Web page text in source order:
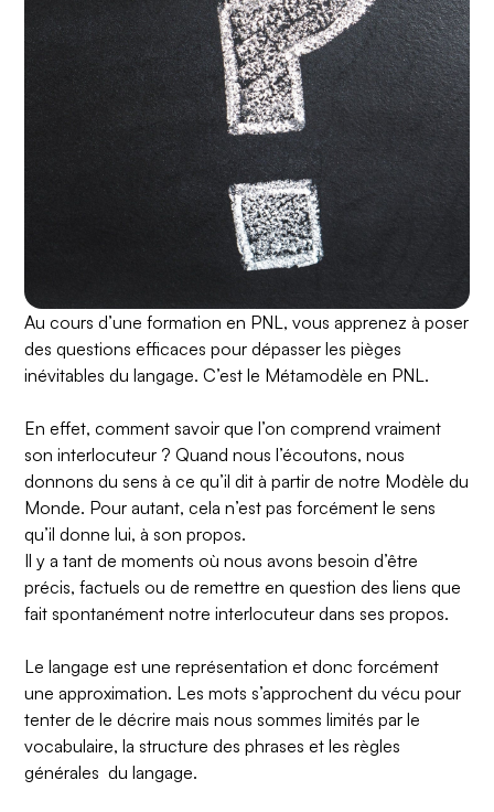
Au cours d’une formation en PNL, vous apprenez à poser
des questions efficaces pour dépasser les pièges
inévitables du langage. C’est le Métamodèle en PNL.
En effet, comment savoir que l’on comprend vraiment
son interlocuteur ? Quand nous l’écoutons, nous
donnons du sens à ce qu’il dit à partir de notre Modèle du
Monde. Pour autant, cela n’est pas forcément le sens
qu’il donne lui, à son propos.
Il y a tant de moments où nous avons besoin d’être
précis, factuels ou de remettre en question des liens que
fait spontanément notre interlocuteur dans ses propos.
Le langage est une représentation et donc forcément
une approximation. Les mots s’approchent du vécu pour
tenter de le décrire mais nous sommes limités par le
vocabulaire, la structure des phrases et les règles
générales du langage.